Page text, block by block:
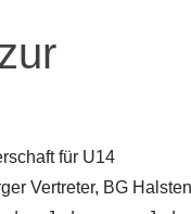
für U14
Vertreter, BG